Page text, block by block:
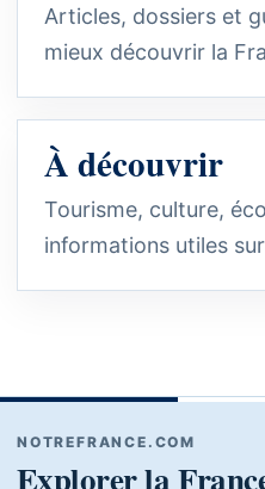
Articles, dossiers et
mieux découvrir la
À découvrir
Tourisme, culture,
informations utiles
NOTREFRANCE.COM
Explorer la